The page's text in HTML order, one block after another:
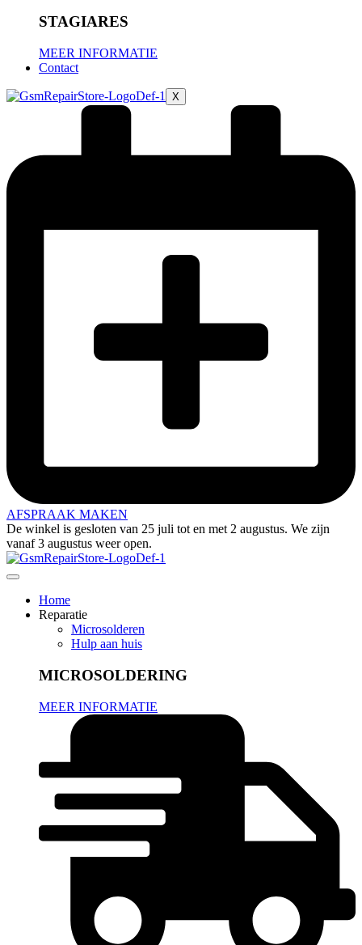
STAGIARES
MEER INFORMATIE
Contact
X
AFSPRAAK MAKEN
De winkel is gesloten van 25 juli tot en met 2 augustus. We zijn
vanaf 3 augustus weer open.
Home
Reparatie
Microsolderen
Hulp aan huis
MICROSOLDERING
MEER INFORMATIE